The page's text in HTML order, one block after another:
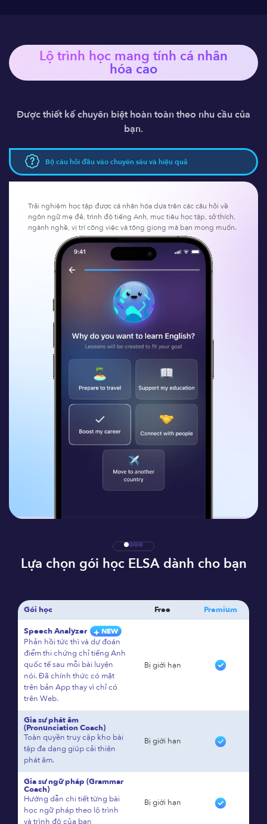
Lộ trình học mang tính cá nhân
hóa cao
Được thiết kế chuyên biệt hoàn toàn theo nhu cầu của
bạn.
Bộ câu hỏi đầu vào chuyên sâu và hiệu quả
Trải nghiệm học tập được cá nhân hóa dựa trên các câu hỏi về
ngôn ngữ mẹ đẻ, trình độ tiếng Anh, mục tiêu học tập, sở thích,
ngành nghề, vị trí công việc và tông giọng mà bạn mong muốn.
Lựa chọn gói học ELSA dành cho bạn
Gói học Free
Premium
Speech Analyzer
NEW
Phản hồi tức thì và dự đoán
điểm thi chứng chỉ tiếng Anh
quốc tế sau mỗi bài luyện
nói. Đã chính thức có mặt
trên bản App thay vì chỉ có
trên Web.
Bị giới hạn
Gia sư phát âm
(Pronunciation Coach)
Toàn quyền truy cập kho bài
tập đa dạng giúp cải thiện
phát âm.
Bị giới hạn
Gia sư ngữ pháp (Grammar
Coach)
Hướng dẫn chi tiết từng bài
học ngữ pháp theo lộ trình
và trình độ của bạn
Bị giới hạn